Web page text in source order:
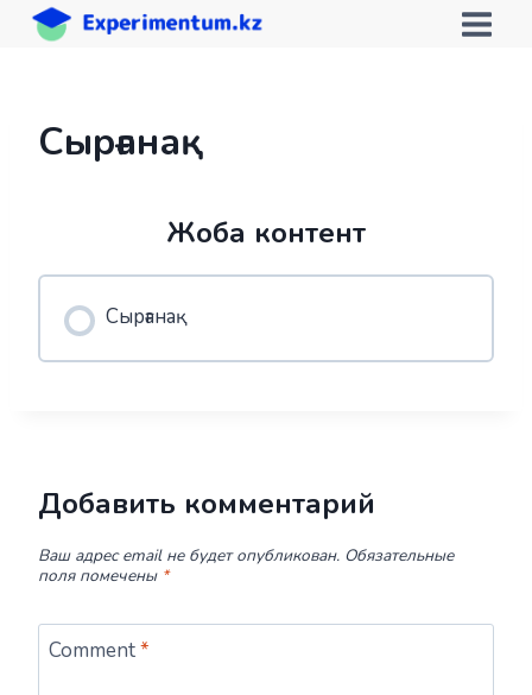
Skip
Сырғанақ
Жоба контент
Сырғанақ
Добавить комментарий
Ваш адрес email не будет опубликован. Обязательные
поля помечены *
Comment*